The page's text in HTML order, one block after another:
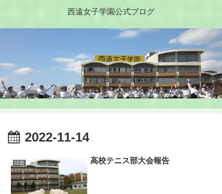
西遠女子学園公式ブログ
2022-11-14
話題 高校テニス部大会報告